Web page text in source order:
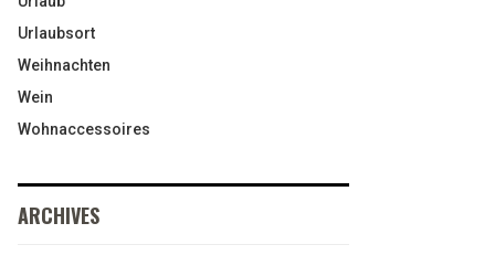
Urlaubsort
Weihnachten
Wein
Wohnaccessoires
ARCHIVES